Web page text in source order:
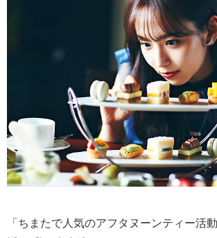
「ちまたで人気のアフタヌーンティー活